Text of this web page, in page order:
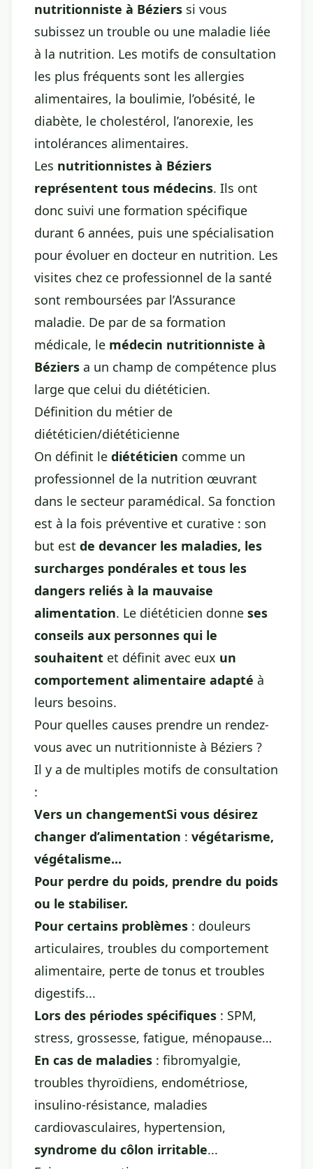
nutritionniste à Béziers si vous
subissez un trouble ou une maladie liée
à la nutrition. Les motifs de consultation
les plus fréquents sont les allergies
alimentaires, la boulimie, l’obésité, le
diabète, le cholestérol, l’anorexie, les
intolérances alimentaires.
Les nutritionnistes à Béziers
représentent tous médecins. Ils ont
donc suivi une formation spécifique
durant 6 années, puis une spécialisation
pour évoluer en docteur en nutrition. Les
visites chez ce professionnel de la santé
sont remboursées par l’Assurance
maladie. De par de sa formation
médicale, le médecin nutritionniste à
Béziers a un champ de compétence plus
large que celui du diététicien.
Définition du métier de
diététicien/diététicienne
On définit le diététicien comme un
professionnel de la nutrition œuvrant
dans le secteur paramédical. Sa fonction
est à la fois préventive et curative : son
but est de devancer les maladies, les
surcharges pondérales et tous les
dangers reliés à la mauvaise
alimentation. Le diététicien donne ses
conseils aux personnes qui le
souhaitent et définit avec eux un
comportement alimentaire adapté à
leurs besoins.
Pour quelles causes prendre un rendez-
vous avec un nutritionniste à Béziers ?
Il y a de multiples motifs de consultation
:
Vers un changementSi vous désirez
changer d’alimentation : végétarisme,
végétalisme...
Pour perdre du poids, prendre du poids
ou le stabiliser.
Pour certains problèmes : douleurs
articulaires, troubles du comportement
alimentaire, perte de tonus et troubles
digestifs...
Lors des périodes spécifiques : SPM,
stress, grossesse, fatigue, ménopause…
En cas de maladies : fibromyalgie,
troubles thyroïdiens, endométriose,
insulino-résistance, maladies
cardiovasculaires, hypertension,
syndrome du côlon irritable...